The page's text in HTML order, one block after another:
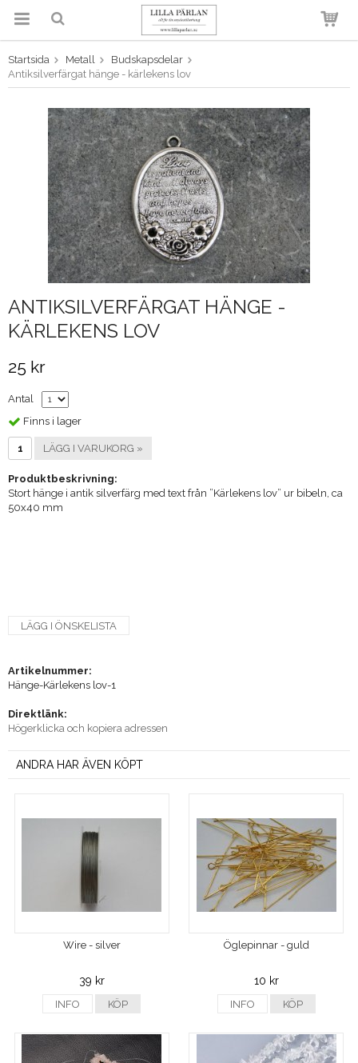
Produkten har blivit tillagd i
varukorgen
Startsida Metall
Budskapsdelar
Antiksilverfärgat hänge - kärlekens lov
ANTIKSILVERFÄRGAT HÄNGE -
KÄRLEKENS LOV
25 kr
Antal
Finns i lager
LÄGG I VARUKORG »
Produktbeskrivning:
Stort hänge i antik silverfärg med text från ”Kärlekens lov” ur bibeln, ca
50x40 mm
LÄGG I ÖNSKELISTA
Artikelnummer:
Hänge-Kärlekens lov-1
Direktlänk:
Högerklicka och kopiera adressen
ANDRA HAR ÄVEN KÖPT
Wire - silver
39 kr
INFO KÖP
Öglepinnar - guld
10 kr
INFO KÖP